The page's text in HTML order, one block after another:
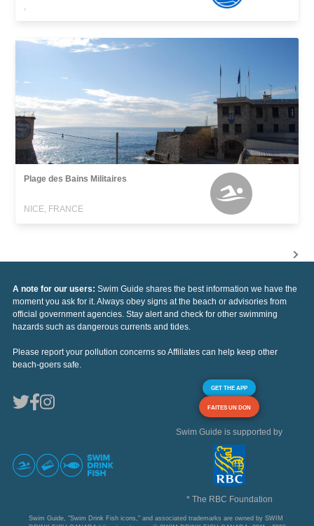
,
Plage des Bains Militaires
NICE, FRANCE
A note for our users: Swim Guide shares the best information we have the
moment you ask for it. Always obey signs at the beach or advisories from
official government agencies. Stay alert and check for other swimming
hazards such as dangerous currents and tides.
Please report your pollution concerns so Affiliates can help keep other
beach-goers safe.
GET THE APP
FAITES UN DON
Swim Guide is supported by
* The RBC Foundation
Swim Guide, "Swim Drink Fish icons," and associated trademarks are owned by SWIM